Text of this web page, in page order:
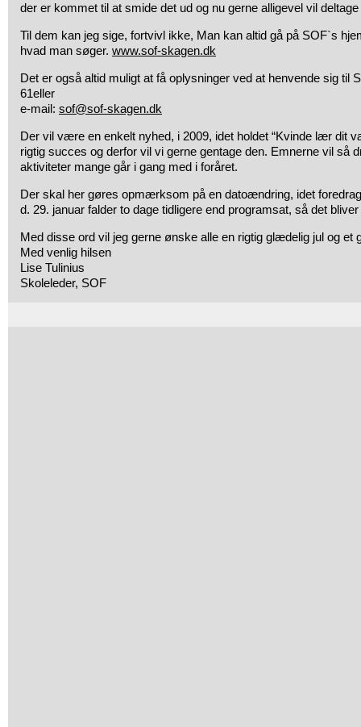
der er kommet til at smide det ud og nu gerne alligevel vil
Til dem kan jeg sige, fortvivl ikke, Man kan altid gå på SOF`s
hvad man søger. www.sof-skagen.dk
Det er også altid muligt at få oplysninger ved at henvende sig til
61eller
e-mail: sof@sof-skagen.dk
Der vil være en enkelt nyhed, i 2009, idet holdet “Kvinde lær dit
rigtig succes og derfor vil vi gerne gentage den. Emnerne vil så
aktiviteter mange går i gang med i foråret.
Der skal her gøres opmærksom på en datoændring, idet
d. 29. januar falder to dage tidligere end programsat, så det
Med disse ord vil jeg gerne ønske alle en rigtig glædelig jul og et
Med venlig hilsen
Lise Tulinius
Skoleleder, SOF